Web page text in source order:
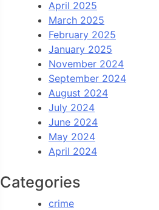
April 2025
March 2025
February 2025
January 2025
November 2024
September 2024
August 2024
July 2024
June 2024
May 2024
April 2024
Categories
crime